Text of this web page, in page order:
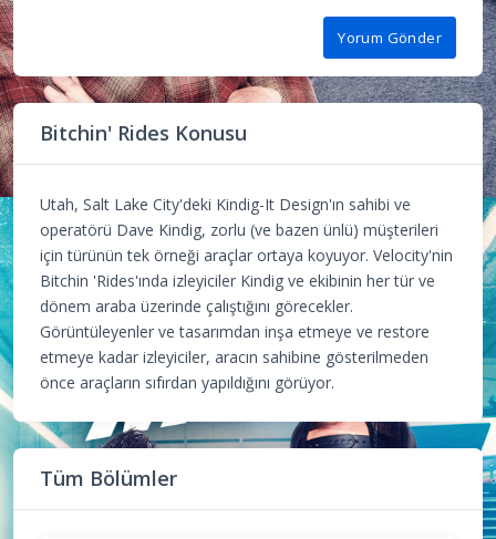
Yorum Gönder
Bitchin' Rides Konusu
Utah, Salt Lake City'deki Kindig-It Design'ın sahibi ve
operatörü Dave Kindig, zorlu (ve bazen ünlü) müşterileri
için türünün tek örneği araçlar ortaya koyuyor. Velocity'nin
Bitchin 'Rides'ında izleyiciler Kindig ve ekibinin her tür ve
dönem araba üzerinde çalıştığını görecekler.
Görüntüleyenler ve tasarımdan inşa etmeye ve restore
etmeye kadar izleyiciler, aracın sahibine gösterilmeden
önce araçların sıfırdan yapıldığını görüyor.
Tüm Bölümler